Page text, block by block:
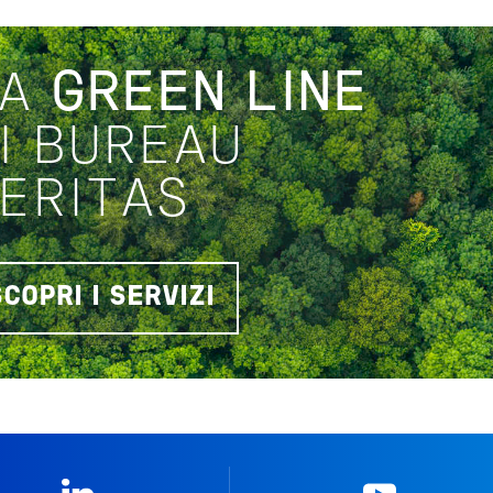
GREEN LINE
BUREAU
I SERVIZI